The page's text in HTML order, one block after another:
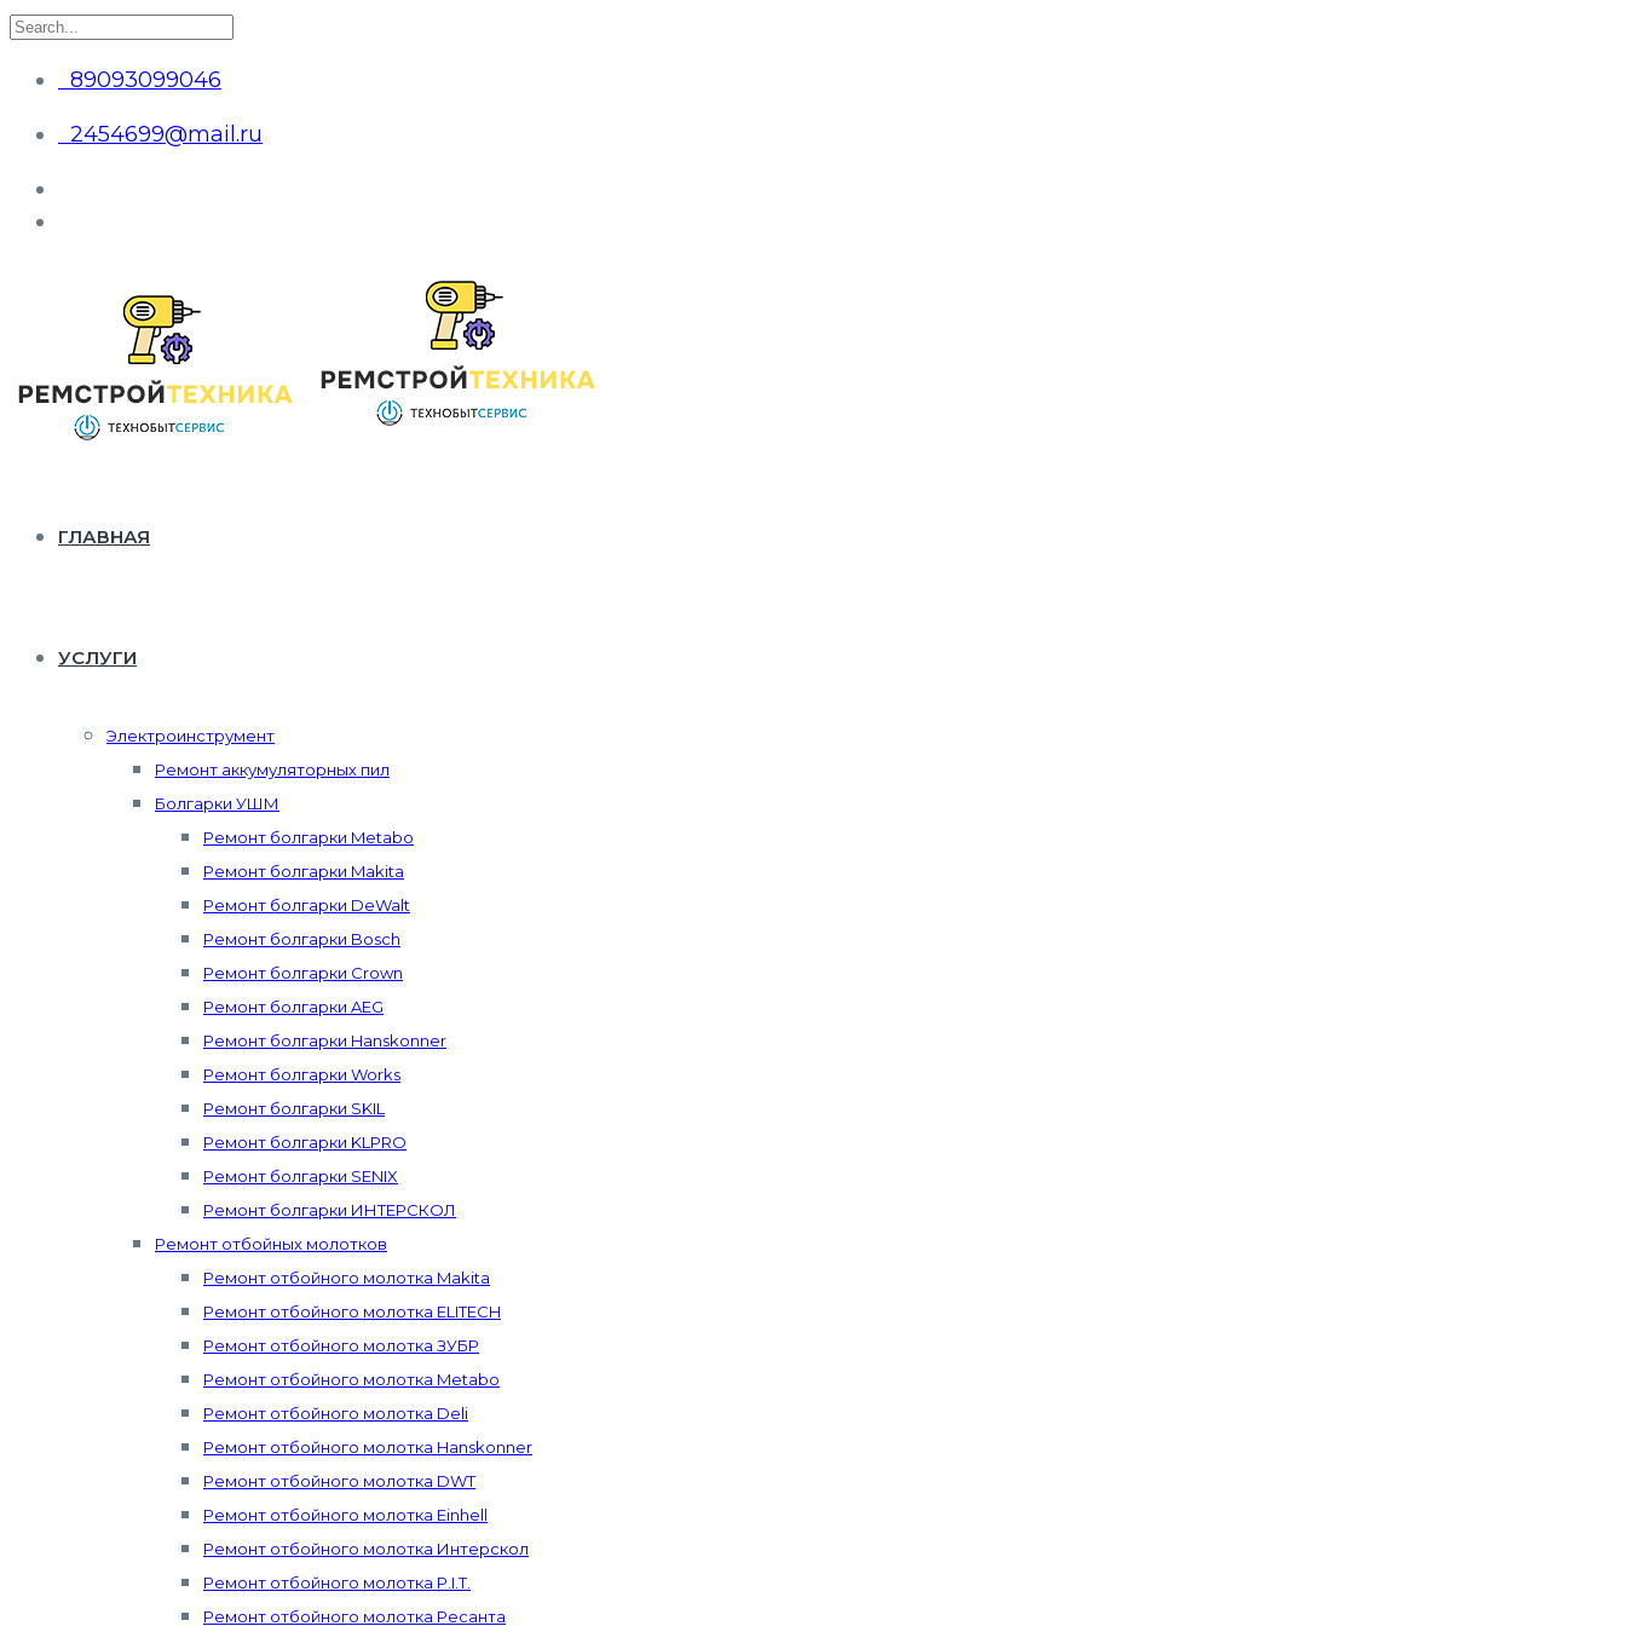
89093099046
2454699@mail.ru
ГЛАВНАЯ
УСЛУГИ
Электроинструмент
Ремонт аккумуляторных пил
Болгарки УШМ
Ремонт болгарки Metabo
Ремонт болгарки Makita
Ремонт болгарки DeWalt
Ремонт болгарки Bosch
Ремонт болгарки Crown
Ремонт болгарки AEG
Ремонт болгарки Hanskonner
Ремонт болгарки Works
Ремонт болгарки SKIL
Ремонт болгарки KLPRO
Ремонт болгарки SENIX
Ремонт болгарки ИНТЕРСКОЛ
Ремонт отбойных молотков
Ремонт отбойного молотка Makita
Ремонт отбойного молотка ELITECH
Ремонт отбойного молотка ЗУБР
Ремонт отбойного молотка Metabo
Ремонт отбойного молотка Deli
Ремонт отбойного молотка Hanskonner
Ремонт отбойного молотка DWT
Ремонт отбойного молотка Einhell
Ремонт отбойного молотка Интерскол
Ремонт отбойного молотка P.I.T.
Ремонт отбойного молотка Ресанта